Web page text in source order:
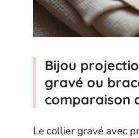
Bijou
gravé ou
comparaison
Le collier gravé avec